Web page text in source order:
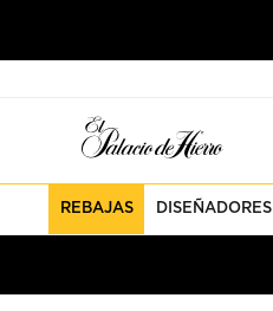
REBAJAS DISEÑADORES